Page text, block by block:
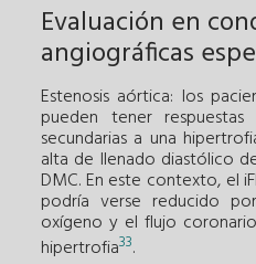
Evaluación en
angiográficas
Estenosis aórtica: los
pueden tener
secundarias a una
alta de llenado diastólico
DMC. En este contexto, el
podría verse reducido
oxígeno y el flujo
hipertrofia33.